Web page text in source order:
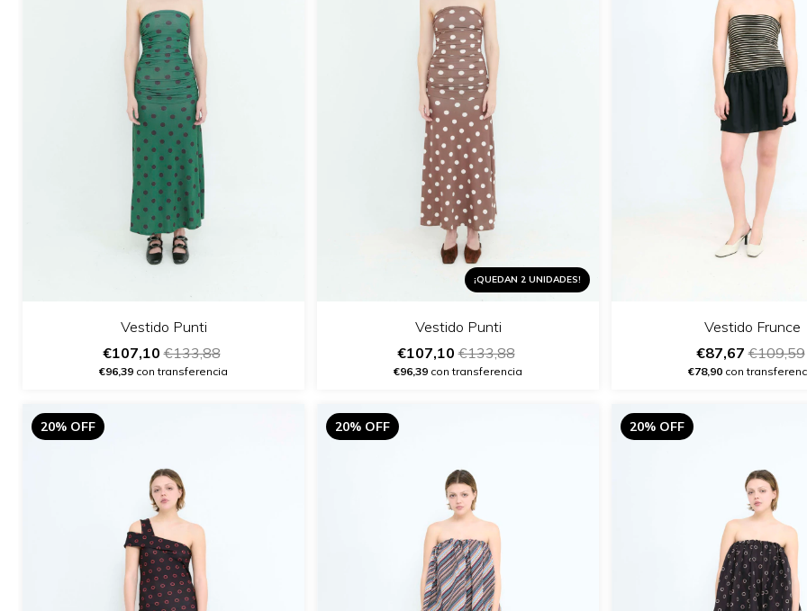
Vestido Punti
€107,10€133,88
€96,39 con transferencia
¡QUEDAN 2 UNIDADES!
Vestido Punti
€107,10€133,88
€96,39 con transferencia
Vestido Frunce
€87,67€109,59
€78,90 con
20% OFF 20% OFF 20% OFF